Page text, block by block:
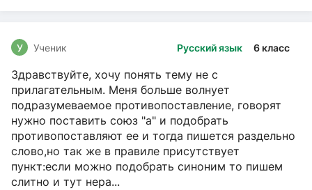
Русский язык 6 класс
У Ученик
Здравствуйте, хочу понять тему не с
прилагательным. Меня больше волнует
подразумеваемое противопоставление, говорят
нужно поставить союз "а" и подобрать
противопоставляют ее и тогда пишется раздельно
слово,но так же в правиле присутствует
пункт:если можно подобрать синоним то пишем
слитно и тут нера...